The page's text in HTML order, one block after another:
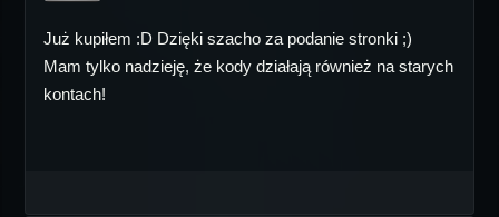
Już kupiłem :D Dzięki szacho za podanie stronki ;)
Mam tylko nadzieję, że kody działają również na starych
kontach!